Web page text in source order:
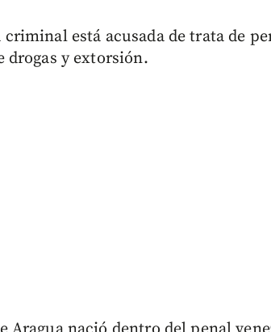
criminal está acusada de trata de
drogas y extorsión.